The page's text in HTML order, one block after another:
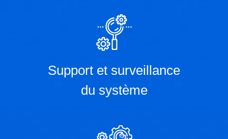
Support et surveillance
du système